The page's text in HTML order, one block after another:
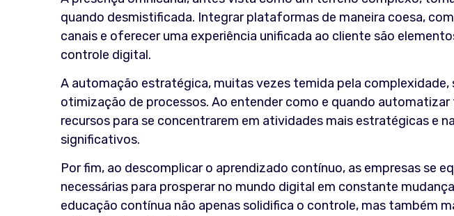
quando desmistificada. Integrar plataformas de maneira coesa,
canais e oferecer uma experiência unificada ao cliente são
controle digital.
A automação estratégica, muitas vezes temida pela complexidade,
otimização de processos. Ao entender como e quando automatizar
recursos para se concentrarem em atividades mais estratégicas e
significativos.
Por fim, ao descomplicar o aprendizado contínuo, as empresas se
necessárias para prosperar no mundo digital em constante
educação contínua não apenas solidifica o controle, mas também